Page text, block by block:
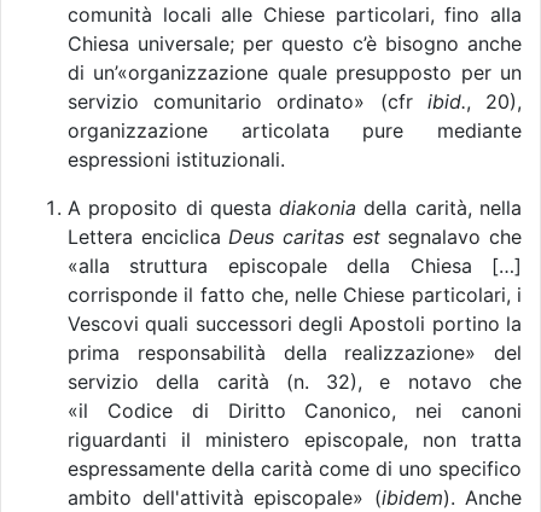
comunità locali alle Chiese particolari, fino alla
Chiesa universale; per questo c’è bisogno anche
di un’«organizzazione quale presupposto per un
servizio comunitario ordinato» (cfr ibid., 20),
organizzazione articolata pure mediante
espressioni istituzionali.
A proposito di questadiakonia della carità, nella
Lettera enciclicaDeus caritas estsegnalavo che
«alla struttura episcopale della Chiesa […]
corrisponde il fatto che, nelle Chiese particolari, i
Vescovi quali successori degli Apostoli portino la
prima responsabilità della realizzazione» del
servizio della carità (n. 32), e notavo che
«il Codice di Diritto Canonico, nei canoni
riguardanti il ministero episcopale, non tratta
espressamente della carità come di uno specifico
ambito dell'attività episcopale» (ibidem). Anche